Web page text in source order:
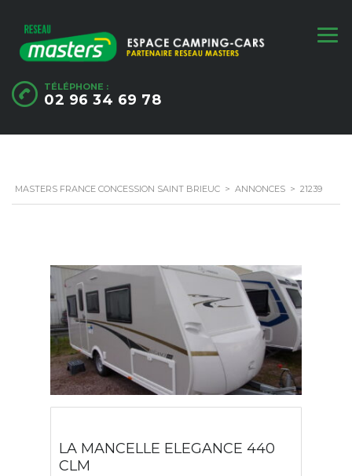
TÉLÉPHONE :
02 96 34 69 78
MASTERS FRANCE CONCESSION SAINT BRIEUC > ANNONCES > 21239
LA MANCELLE ELEGANCE 440
CLM